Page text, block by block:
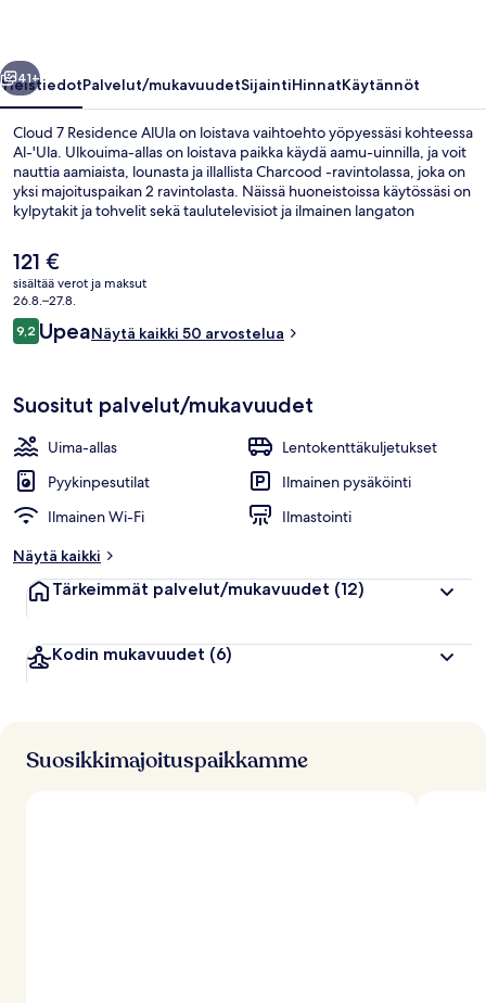
Seuraava
41+
YleistiedotPalvelut/mukavuudetSijaintiHinnatKäytännöt
Cloud 7 Residence AlUla on loistava vaihtoehto yöpyessäsi kohteessa
Al-'Ula. Ulkouima-allas on loistava paikka käydä aamu-uinnilla, ja voit
nauttia aamiaista, lounasta ja illallista Charcood -ravintolassa, joka on
yksi majoituspaikan 2 ravintolasta. Näissä huoneistoissa käytössäsi on
kylpytakit ja tohvelit sekä taulutelevisiot ja ilmainen langaton
Nykyinen
hinta
on
121 €
121 €
sisältää verot ja maksut
26.8.–27.8.
Arvostelut
9,29,2 kautta 10.
UpeaNäytä kaikki 50 arvostelua
Suositut palvelut/mukavuudet
Uima-allas
Lentokenttäkuljetukset
Pyykinpesutilat
Ilmainen pysäköinti
Ilmainen Wi-Fi
Ilmastointi
Näytä kaikki
Tärkeimmät palvelut/mukavuudet (12)
Kodin mukavuudet (6)
Suosikkimajoituspaikkamme